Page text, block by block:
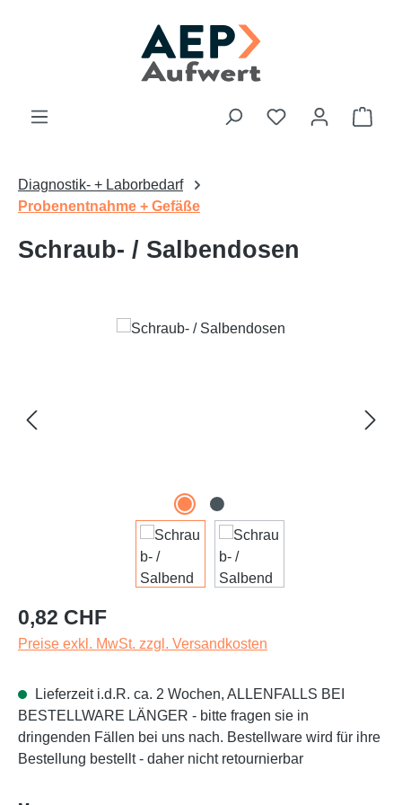
Du hast 0
Diagnostik- + Laborbedarf
Probenentnahme + Gefäße
Schraub- / Salbendosen
Bildergalerie überspringen
Regulärer Preis:
0,82 CHF
Preise exkl. MwSt. zzgl. Versandkosten
Lieferzeit i.d.R. ca. 2 Wochen, ALLENFALLS BEI
BESTELLWARE LÄNGER - bitte fragen sie in
dringenden Fällen bei uns nach. Bestellware wird für ihre
Bestellung bestellt - daher nicht retournierbar